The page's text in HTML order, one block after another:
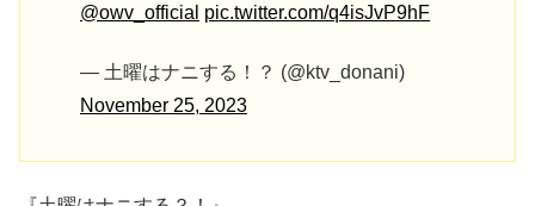
@owv_official pic.twitter.com/q4isJvP9hF
— 土曜はナニする！？ (@ktv_donani)
November 25, 2023